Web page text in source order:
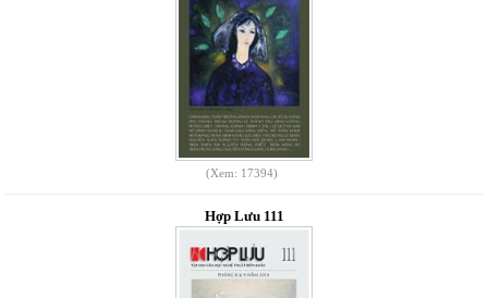
(Xem: 17394)
Hợp Lưu 111